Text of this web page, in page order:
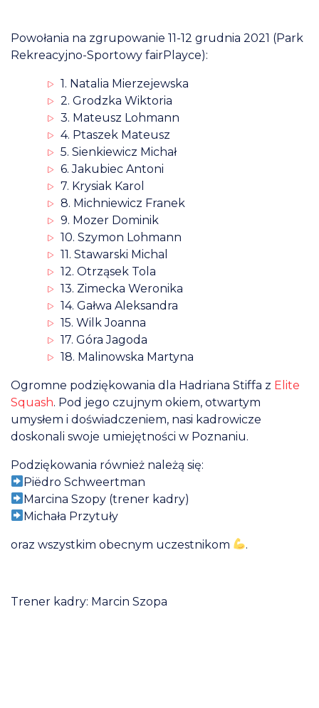
Powołania na zgrupowanie 11-12 grudnia 2021 (Park
Rekreacyjno-Sportowy fairPlayce):
1. Natalia Mierzejewska
2. Grodzka Wiktoria
3. Mateusz Lohmann
4. Ptaszek Mateusz
5. Sienkiewicz Michał
6. Jakubiec Antoni
7. Krysiak Karol
8. Michniewicz Franek
9. Mozer Dominik
10. Szymon Lohmann
11. Stawarski Michal
12. Otrząsek Tola
13. Zimecka Weronika
14. Gałwa Aleksandra
15. Wilk Joanna
17. Góra Jagoda
18. Malinowska Martyna
Ogromne podziękowania dla Hadriana Stiffa z Elite
Squash. Pod jego czujnym okiem, otwartym
umysłem i doświadczeniem, nasi kadrowicze
doskonali swoje umiejętności w Poznaniu.
Podziękowania również należą się:
Piëdro Schweertman
Marcina Szopy (trener kadry)
Michała Przytuły
oraz wszystkim obecnym uczestnikom .
Trener kadry: Marcin Szopa